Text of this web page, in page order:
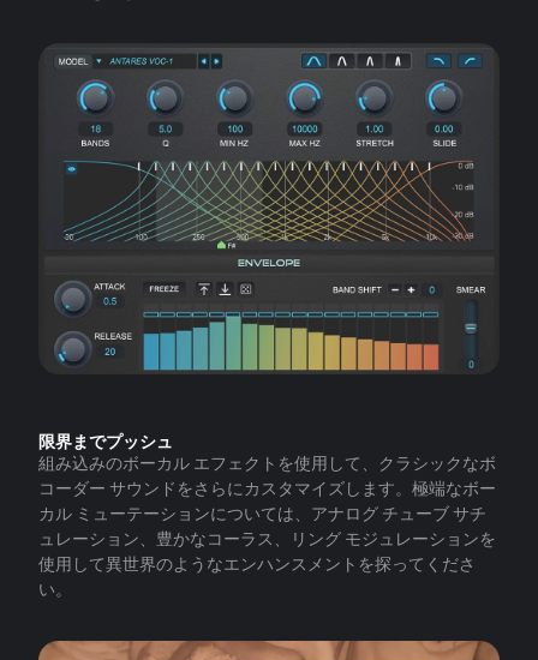
限界までプッシュ
組み込みのボーカル エフェクトを使用して、クラシックなボ
コーダー サウンドをさらにカスタマイズします。極端なボー
カル ミューテーションについては、アナログ チューブ サチ
ュレーション、豊かなコーラス、リング モジュレーションを
使用して異世界のようなエンハンスメントを探ってくださ
い。